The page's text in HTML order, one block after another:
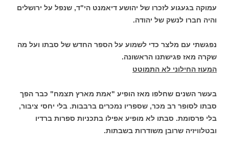
עמוקה בגעגוע לזכרו של יהושע דיאמנט הי"ד, שנפל על ירושלים
והיה חברו לנשק של יהודה.
נפגשתי עם מלצר כדי לשמוע על הספר החדש של סבתו ועל מה
שקרה מאז פגישתנו הראשונה.
המעוז החילוני לא התמוטט
בעשר השנים שחלפו מאז הופיע "אמת מארץ תצמח" כבר הפך
סבתו לסופר רב מכר, שספריו נמכרים ברבבות. בלי יחסי ציבור,
בלי פרסומת. סבתו לא מופיע אפילו בתכניות ספרות ברדיו
ובטלוויזיה שרובן משודרות בשבתות.